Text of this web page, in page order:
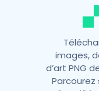
images,
d’art PNG